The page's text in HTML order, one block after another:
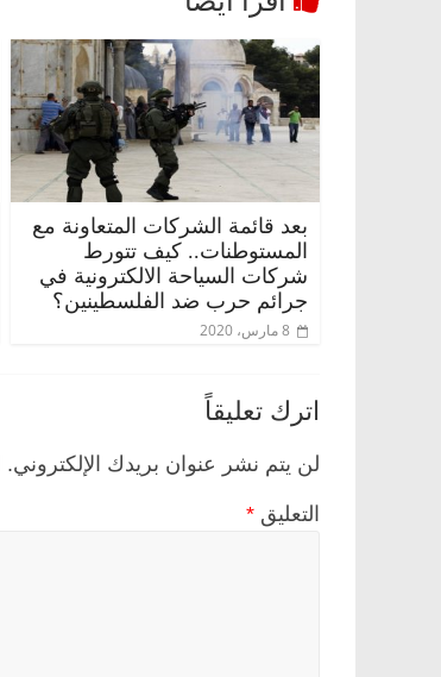
بعد قائمة الشركات المتعاونة مع
المستوطنات.. كيف تتورط
شركات السياحة الالكترونية في
جرائم حرب ضد الفلسطينين؟
8 مارس، 2020
اترك تعليقاً
لن يتم نشر عنوان بريدك الإلكتروني.
التعليق *